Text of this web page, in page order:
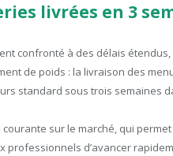
livrées en 3
confronté à des délais étendus,
de poids : la livraison des
standard sous trois semaines
sur le marché, qui
professionnels d’avancer